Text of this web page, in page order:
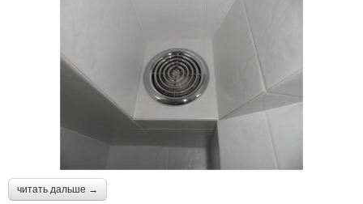
читать дальше →